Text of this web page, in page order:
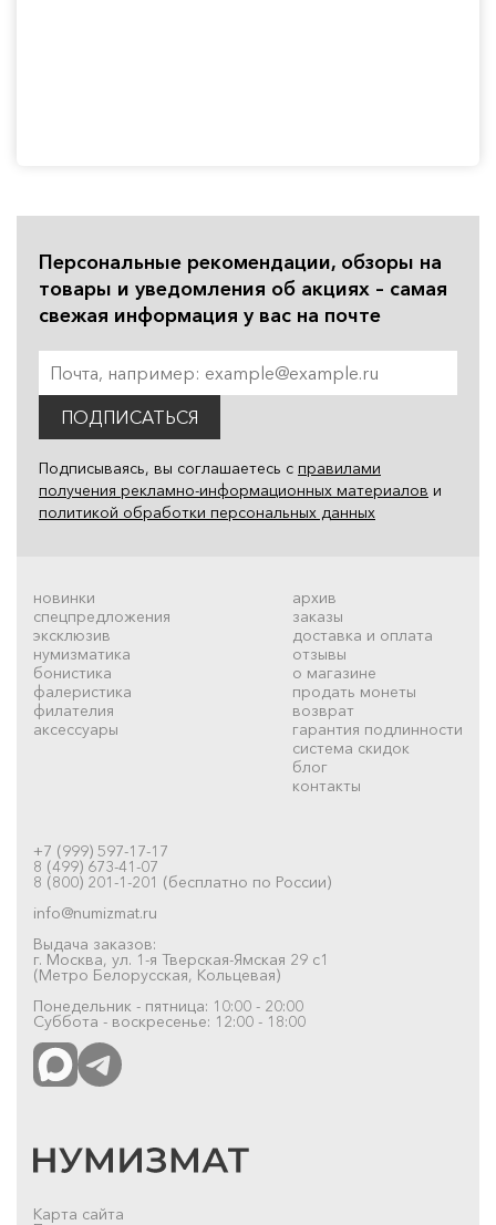
Персональные рекомендации, обзоры на
товары и уведомления об акциях – самая
свежая информация у вас на почте
ПОДПИСАТЬСЯ
Подписываясь, вы соглашаетесь с правилами
получения рекламно-информационных материалов и
политикой обработки персональных данных
новинки
спецпредложения
эксклюзив
нумизматика
бонистика
фалеристика
филателия
аксессуары
архив
заказы
доставка и оплата
отзывы
о магазине
продать монеты
возврат
гарантия подлинности
система скидок
блог
контакты
+7 (999) 597-17-17
8 (499) 673-41-07
8 (800) 201-1-201 (бесплатно по России)
info@numizmat.ru
Выдача заказов:
г. Москва, ул. 1-я Тверская-Ямская 29 с1
(Метро Белорусская, Кольцевая)
Понедельник - пятница: 10:00 - 20:00
Суббота - воскресенье: 12:00 - 18:00
Карта сайта